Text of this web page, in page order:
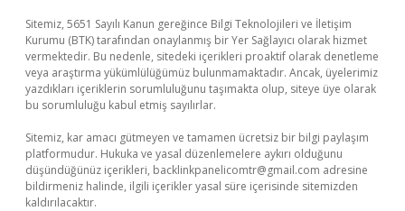
Sitemiz, 5651 Sayılı Kanun gereğince Bilgi Teknolojileri ve İletişim
Kurumu (BTK) tarafından onaylanmış bir Yer Sağlayıcı olarak hizmet
vermektedir. Bu nedenle, sitedeki içerikleri proaktif olarak denetleme
veya araştırma yükümlülüğümüz bulunmamaktadır. Ancak, üyelerimiz
yazdıkları içeriklerin sorumluluğunu taşımakta olup, siteye üye olarak
bu sorumluluğu kabul etmiş sayılırlar.
Sitemiz, kar amacı gütmeyen ve tamamen ücretsiz bir bilgi paylaşım
platformudur. Hukuka ve yasal düzenlemelere aykırı olduğunu
düşündüğünüz içerikleri, backlinkpanelicomtr@gmail.com adresine
bildirmeniz halinde, ilgili içerikler yasal süre içerisinde sitemizden
kaldırılacaktır.